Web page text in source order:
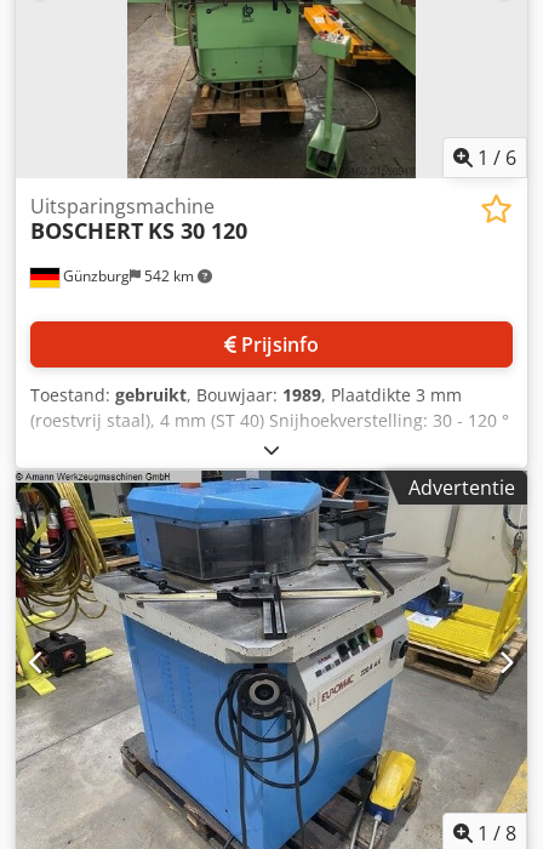
1 / 6
Günzburg 542 km
Uitsparingsmachine
BOSCHERT KS 30 120
Prijsinfo
Toestand: gebruikt, Bouwjaar: 1989, Plaatdikte 3 mm
(roestvrij staal), 4 mm (ST 40) Snijhoekverstelling: 30 - 120 °
Snijlengte: 200 mm Inlegdiepte: 300 mm Tafelhoogte: 900
mm Csdpfxoyv Nz Aj Aageha Max. werkslag: 40 mm Max.
aantal slagen: 40 slagen/min Totale vermogensbehoefte: 4
kW Machinegewicht ca.: 2.000 kg Benodigde ruimte ca.:
1500x1300x1400 mm Toebehoren: -voetschakelaar -
hoekaanslag -machineverlichting
Advertentie
1 /8